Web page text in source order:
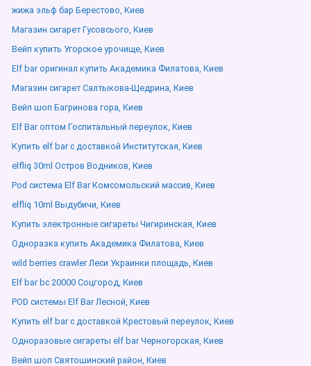
жижа эльф бар Берестово, Киев
Магазин сигарет Гусовсього, Киев
Вейп купить Угорское урочище, Киев
Elf bar оригинал купить Академика Филатова, Киев
Магазин сигарет Салтыкова-Щедрина, Киев
Вейп шоп Багринова гора, Киев
Elf Bar оптом Госпитальный переулок, Киев
Купить elf bar с доставкой Институтская, Киев
elfliq 30ml Остров Водников, Киев
Pod система Elf Bar Комсомольский массив, Киев
elfliq 10ml Выдубичи, Киев
Купить электронные сигареты Чигиринская, Киев
Одноразка купить Академика Филатова, Киев
wild berries crawler Леси Украинки площадь, Киев
Elf bar bc 20000 Соцгород, Киев
POD системы Elf Bar Лесной, Киев
Купить elf bar с доставкой Крестовый переулок, Киев
Одноразовые сигареты elf bar Черногорская, Киев
Вейп шоп Святошинский район, Киев